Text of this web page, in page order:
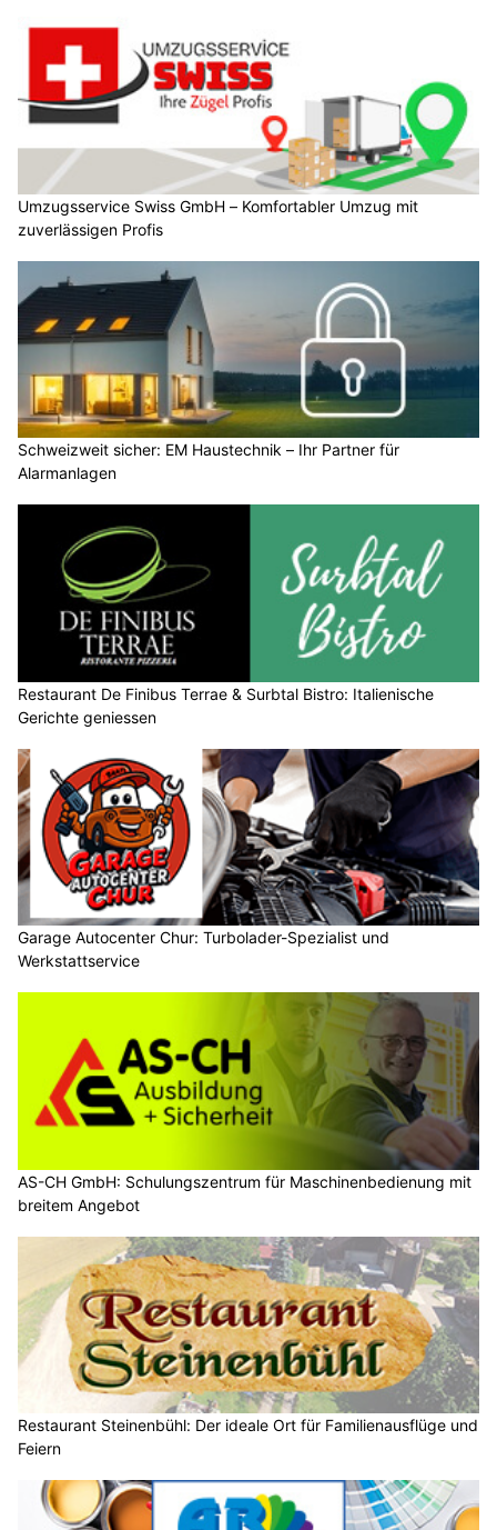
Umzugsservice Swiss GmbH – Komfortabler Umzug mit
zuverlässigen Profis
Schweizweit sicher: EM Haustechnik – Ihr Partner für
Alarmanlagen
Restaurant De Finibus Terrae & Surbtal Bistro: Italienische
Gerichte geniessen
Garage Autocenter Chur: Turbolader-Spezialist und
Werkstattservice
AS-CH GmbH: Schulungszentrum für Maschinenbedienung mit
breitem Angebot
Restaurant Steinenbühl: Der ideale Ort für Familienausflüge und
Feiern